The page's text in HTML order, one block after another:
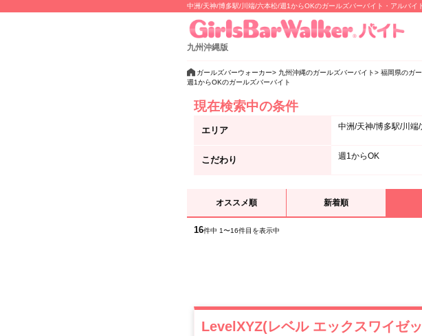
中洲/天神/博多駅/川端/六本松/週1からOKのガールズバーバイト・アルバイ
九州沖縄版
ガールズバーウォーカー 九州沖縄のガールズバーバイト 福岡県のガ
週1からOKのガールズバーバイト
現在検索中の条件
エリア 中洲/天神/博多駅/川端
こだわり 週1からOK
オススメ順 新着順
16件中 1〜16件目を表示中
LevelXYZ(レベル エックスワイゼ